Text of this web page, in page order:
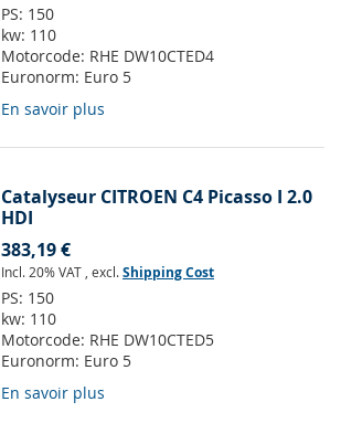
PS: 150
kw: 110
Motorcode: RHE DW10CTED4
Euronorm: Euro 5
En savoir plus
Catalyseur CITROEN C4 Picasso I 2.0
HDI
383,19 €
Incl. 20% VAT , excl.Shipping Cost
PS: 150
kw: 110
Motorcode: RHE DW10CTED5
Euronorm: Euro 5
En savoir plus